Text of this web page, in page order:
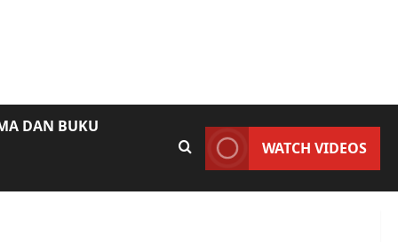
DAN BUKU
WATCH VIDEOS